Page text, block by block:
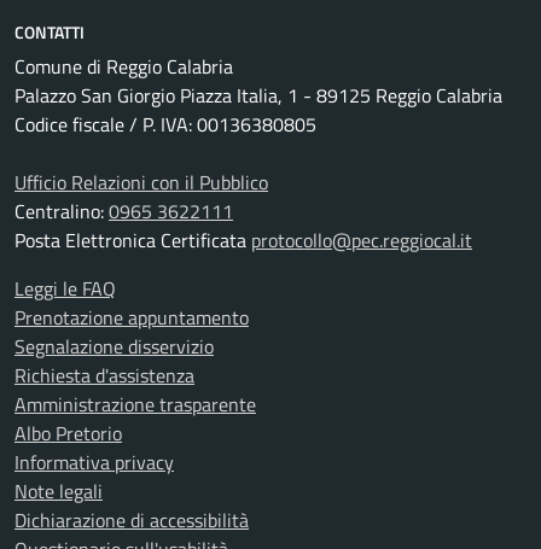
CONTATTI
Comune di Reggio Calabria
Palazzo San Giorgio Piazza Italia, 1 - 89125 Reggio Calabria
Codice fiscale / P. IVA: 00136380805
Ufficio Relazioni con il Pubblico
Centralino:0965 3622111
Posta Elettronica Certificata protocollo@pec.reggiocal.it
Leggi le FAQ
Prenotazione appuntamento
Segnalazione disservizio
Richiesta d'assistenza
Amministrazione trasparente
Albo Pretorio
Informativa privacy
Note legali
Dichiarazione di accessibilità